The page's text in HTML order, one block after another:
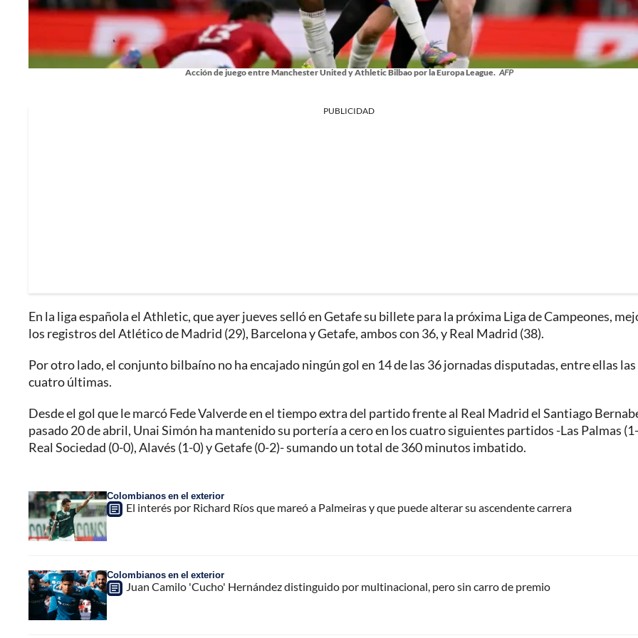
Acción de juego entre Manchester United y Athletic Bilbao por la Europa League. AFP
PUBLICIDAD
En la liga española el Athletic, que ayer jueves selló en Getafe su billete para la próxima Liga de Campeones,
los registros del Atlético de Madrid (29), Barcelona y Getafe, ambos con 36, y Real Madrid (38).
Por otro lado, el conjunto bilbaíno no ha encajado ningún gol en 14 de las 36 jornadas disputadas, entre ellas las
cuatro últimas.
Desde el gol que le marcó Fede Valverde en el tiempo extra del partido frente al Real Madrid el Santiago
pasado 20 de abril, Unai Simón ha mantenido su portería a cero en los cuatro siguientes partidos -Las Palmas
Real Sociedad (0-0), Alavés (1-0) y Getafe (0-2)- sumando un total de 360 minutos imbatido.
Colombianos en el exterior
El interés por Richard Ríos que mareó a Palmeiras y que puede alterar su ascendente carrera
Colombianos en el exterior
Juan Camilo 'Cucho' Hernández distinguido por multinacional, pero sin carro de premio